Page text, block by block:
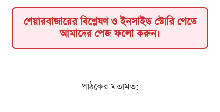
শেয়ারবাজারের বিশ্লেষণ ও ইনসাইড স্টোরি পেতে
আমাদের পেজ ফলো করুন।
পাঠকের মতামত: